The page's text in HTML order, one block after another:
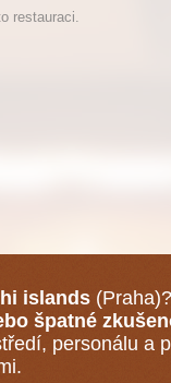
restauraci.
islands (Praha)?
špatné
personálu a